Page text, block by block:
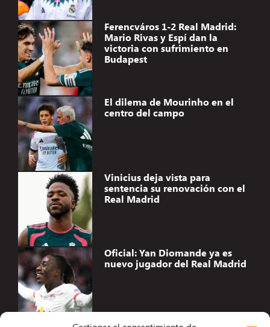
Ferencváros 1-2 Real Madrid:
Mario Rivas y Espí dan la
victoria con sufrimiento en
Budapest
El dilema de Mourinho en el
centro del campo
Vinicius deja vista para
sentencia su renovación con el
Real Madrid
Oficial: Yan Diomande ya es
nuevo jugador del Real Madrid